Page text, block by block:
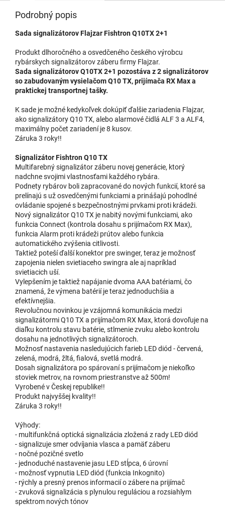
Podrobný popis
Sada signalizátorov Flajzar Fishtron Q10TX 2+1
Produkt dlhoročného a osvedčeného českého výrobcu
rybárskych signalizátorov záberu firmy Flajzar.
Sada signalizátorov Q10TX 2+1 pozostáva z 2 signalizátorov
so zabudovaným vysielačom Q10 TX, prijímača RX Max a
praktickej transportnej tašky.
K sade je možné kedykoľvek dokúpiť ďalšie zariadenia Flajzar,
ako signalizátory Q10 TX, alebo alarmové čidlá ALF 3 a ALF4,
maximálny počet zariadení je 8 kusov.
Záruka 3 roky!!
Signalizátor Fishtron Q10 TX
Multifarebný signalizátor záberu novej generácie, ktorý
nadchne svojimi vlastnosťami každého rybára.
Podnety rybárov boli zapracované do nových funkcií, ktoré sa
prelínajú s už osvedčenými funkciami a prinášajú pohodlné
ovládanie spojené s bezpečnostnými prvkami proti krádeži.
Nový signalizátor Q10 TX je nabitý novými funkciami, ako
funkcia Connect (kontrola dosahu s prijímačom RX Max),
funkcia Alarm proti krádeži prútov alebo funkcia
automatického zvýšenia citlivosti.
Taktiež poteší ďalší konektor pre swinger, teraz je možnosť
zapojenia nielen svietiaceho swingra ale aj napríklad
svietiacich uší.
Vylepšením je taktiež napájanie dvoma AAA batériami, čo
znamená, že výmena batérií je teraz jednoduchšia a
efektívnejšia.
Revolučnou novinkou je vzájomná komunikácia medzi
signalizátormi Q10 TX a prijímačom RX Max, ktorá dovoľuje na
diaľku kontrolu stavu batérie, stlmenie zvuku alebo kontrolu
dosahu na jednotlivých signalizátoroch.
Možnosť nastavenia nasledujúcich farieb LED diód - červená,
zelená, modrá, žltá, fialová, svetlá modrá.
Dosah signalizátora po spárovaní s prijímačom je niekoľko
stoviek metrov, na rovnom priestranstve až 500m!
Vyrobené v Českej republike!!
Produkt najvyššej kvality!!
Záruka 3 roky!!
Výhody:
- multifunkčná optická signalizácia zložená z rady LED diód
- signalizuje smer odvíjania vlasca a pamäť záberu
- nočné pozičné svetlo
- jednoduché nastavenie jasu LED stĺpca, 6 úrovní
- možnosť vypnutia LED diód (funkcia Inkognito)
- rýchly a presný prenos informacií o zábere na prijímač
- zvuková signalizácia s plynulou reguláciou a rozsiahlym
spektrom nových tónov